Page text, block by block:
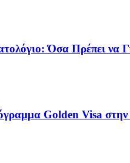
Όσα Πρέπει να
Golden Visa